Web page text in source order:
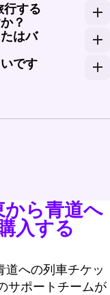
電車サービス
する
？
、電車の時刻
はバ
いことが多く、
です
ら青道へ
入する
道への列車チケッ
サポートチームが